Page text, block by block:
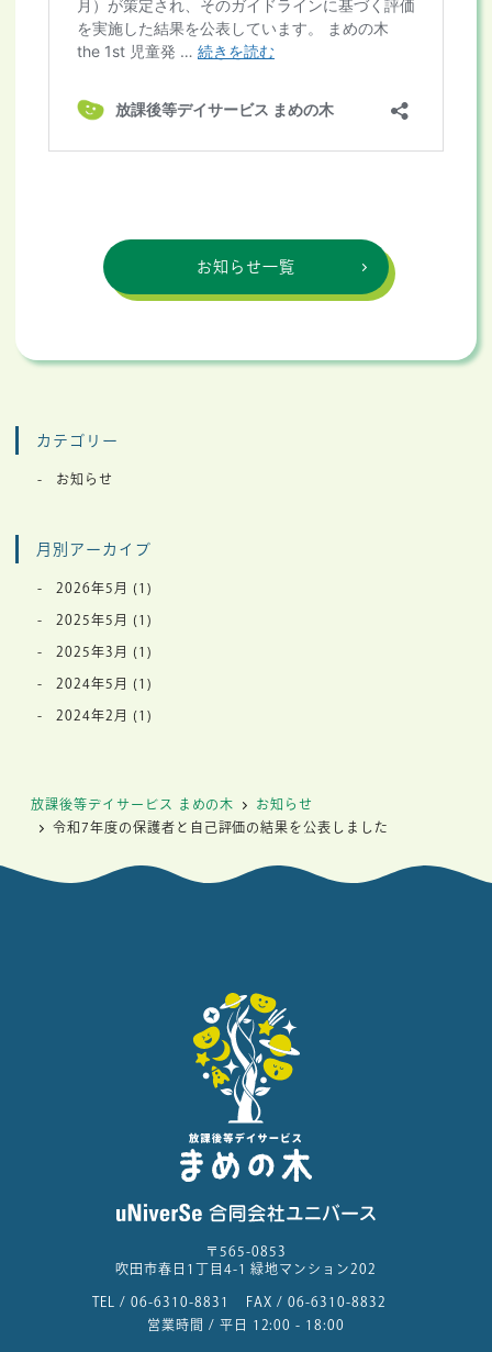
お知らせ一覧
カテゴリー
お知らせ
月別アーカイブ
2026年5月 (1)
2025年5月 (1)
2025年3月 (1)
2024年5月 (1)
2024年2月 (1)
放課後等デイサービス まめの木
お知らせ
令和7年度の保護者と自己評価の結果を公表しました
〒565-0853
吹田市春日1丁目4-1 緑地マンション202
TEL / 06-6310-8831 FAX /06-6310-8832
営業時間 / 平日 12:00 - 18:00